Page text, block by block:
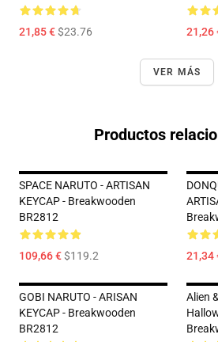
21,85 €$23.76 21,26
VER MÁS
Productos
SPACE NARUTO - ARTISAN
KEYCAP - Breakwooden
BR2812
109,66 €$119.2 21,34
GOBI NARUTO - ARISAN
KEYCAP - Breakwooden
BR2812
Alien